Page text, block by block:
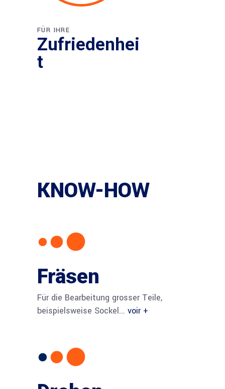
FÜR IHRE
Zufriedenhei
t
KNOW-HOW
Fräsen
Für die Bearbeitung grosser Teile,